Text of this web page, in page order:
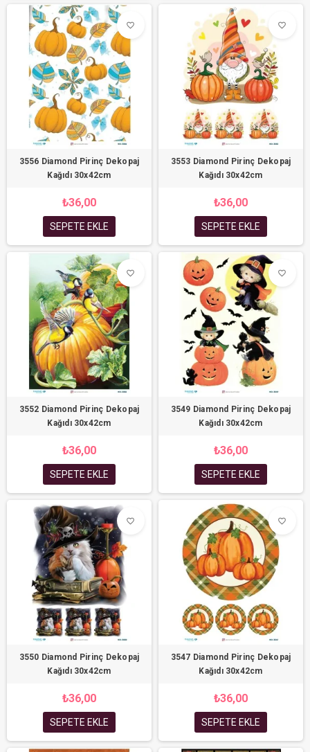
favorite_border
3556 Diamond Pirinç Dekopaj
Kağıdı 30x42cm
₺36,00
SEPETE EKLE
favorite_border
3553 Diamond Pirinç Dekopaj
Kağıdı 30x42cm
₺36,00
SEPETE EKLE
favorite_border
3552 Diamond Pirinç Dekopaj
Kağıdı 30x42cm
₺36,00
SEPETE EKLE
favorite_border
3549 Diamond Pirinç Dekopaj
Kağıdı 30x42cm
₺36,00
SEPETE EKLE
favorite_border
3550 Diamond Pirinç Dekopaj
Kağıdı 30x42cm
₺36,00
SEPETE EKLE
favorite_border
3547 Diamond Pirinç Dekopaj
Kağıdı 30x42cm
₺36,00
SEPETE EKLE